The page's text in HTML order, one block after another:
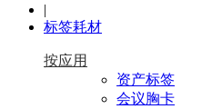
|
标签耗材
按应用
资产标签
会议胸卡